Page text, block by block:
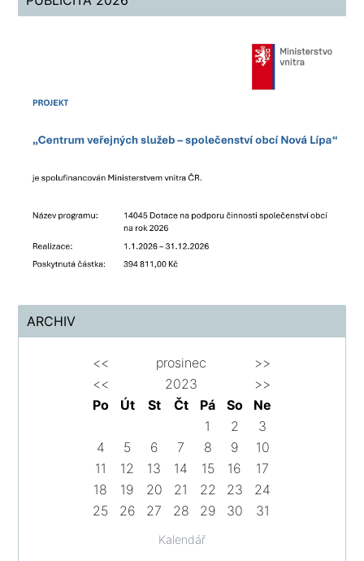
ARCHIV
Kalendář
<< prosinec
>>
<<
2023
>>
Po
Út St Čt Pá So
Ne
1
2
3
4
5 6 7 8 9
10
11
12 13 14 15 16
17
18
19 20 21 22 23
24
25
26 27 28 29 30 31